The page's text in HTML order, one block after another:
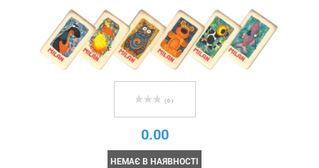
( 0 )
0.00
НЕМАЄ В НАЯВНОСТІ